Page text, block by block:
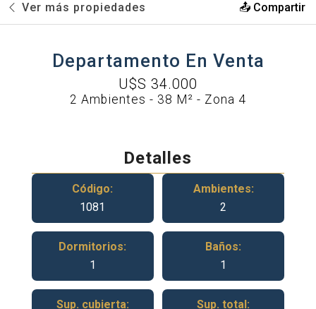
Ver más propiedades 📤 Compartir
Departamento En Venta
U$S 34.000
2 Ambientes - 38 M² - Zona 4
Detalles
Código:
1081
Ambientes:
2
Dormitorios:
1
Baños:
1
Sup. cubierta:
Sup. total: